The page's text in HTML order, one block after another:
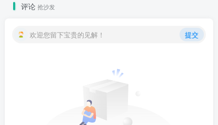
评论 抢沙发
欢迎您留下宝贵的见解！ 提交